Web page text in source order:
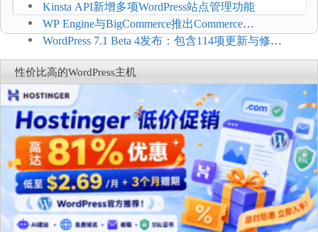
方便
Kinsta API新增多项WordPress站点管理功能
WP Engine与BigCommerce推出Commerce
Connect：WordPress商店可保留前台体验并扩展电
商能力
WordPress 7.1 Beta 4发布：包含114项更新与修
复，仅建议在测试环境体验
性价比高的WordPress主机